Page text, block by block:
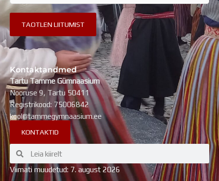
Kontaktandmed
Tartu Tamme Gümnaasium
Nooruse 9, Tartu 50411
Registrikood: 75006842
kool@tammegymnaasium.ee
KONTAKTID
Search
Viimati muudetud: 7. august 2026